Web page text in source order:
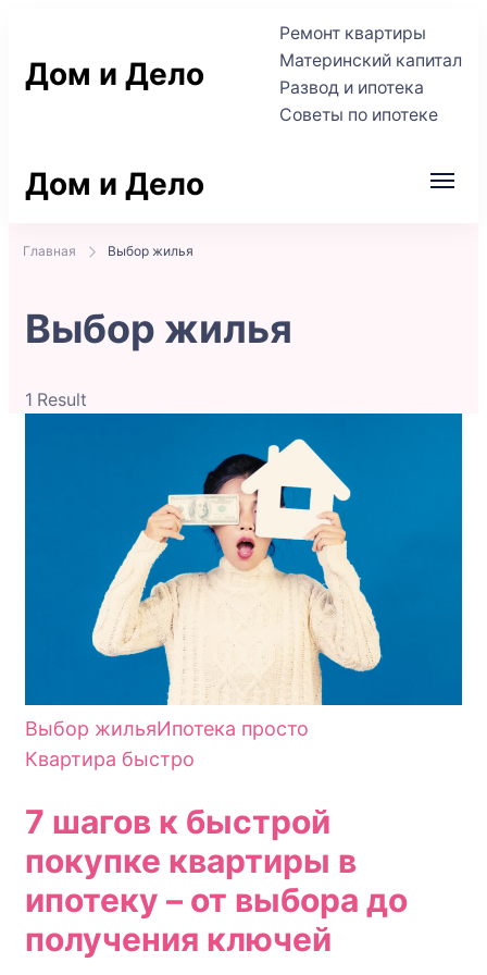
Дом и Дело
Практичные советы по жилью и сделкам
Ремонт квартиры
Материнский капитал
Развод и ипотека
Советы по ипотеке
Дом и Дело
Главная Выбор жилья
Выбор жилья
1 Result
Выбор жильяИпотека просто
Квартира быстро
7 шагов к быстрой
покупке квартиры в
ипотеку – от выбора до
получения ключей